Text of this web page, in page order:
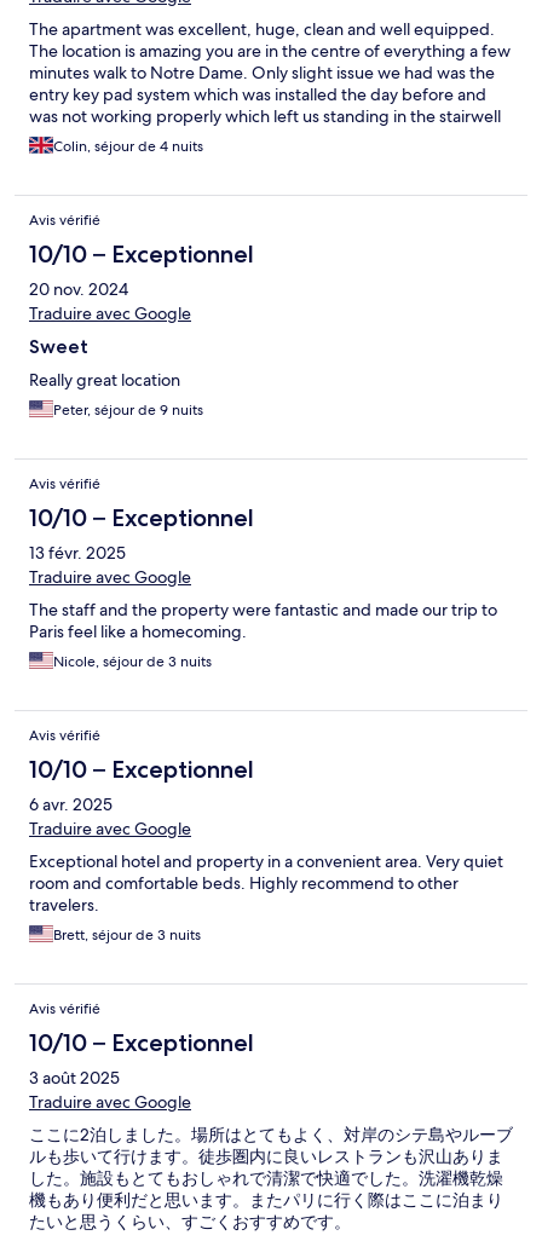
The apartment was excellent, huge, clean and well equipped.
The location is amazing you are in the centre of everything a few
minutes walk to Notre Dame. Only slight issue we had was the
entry key pad system which was installed the day before and
was not working properly which left us standing in the stairwell
whatsapping to try and gain access. The host sorted any issues
as quickly as possible and always responded quickly. Overall
Colin, séjour de 4 nuits
Avis vérifié
10/10 – Exceptionnel
20 nov. 2024
Traduire avec Google
Sweet
Really great location
Peter, séjour de 9 nuits
Avis vérifié
10/10 – Exceptionnel
13 févr. 2025
Traduire avec Google
The staff and the property were fantastic and made our trip to
Paris feel like a homecoming.
Nicole, séjour de 3 nuits
Avis vérifié
10/10 – Exceptionnel
6 avr. 2025
Traduire avec Google
Exceptional hotel and property in a convenient area. Very quiet
room and comfortable beds. Highly recommend to other
travelers.
Brett, séjour de 3 nuits
Avis vérifié
10/10 – Exceptionnel
3 août 2025
Traduire avec Google
ここに2泊しました。場所はとてもよく、対岸のシテ島やルーブ
ルも歩いて行けます。徒歩圏内に良いレストランも沢山ありま
した。施設もとてもおしゃれで清潔で快適でした。洗濯機乾燥
機もあり便利だと思います。またパリに行く際はここに泊まり
たいと思うくらい、すごくおすすめです。